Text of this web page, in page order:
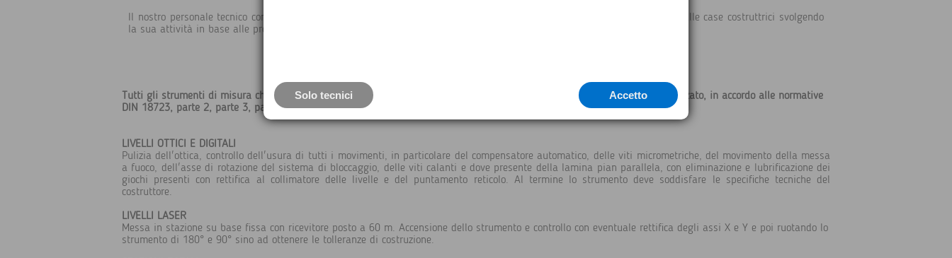
Il nostro personale tecnico commerciale viene costantemente aggiornato sui prodotti e le nuove tecnologie direttamente dalle case costruttrici svolgendo
la sua attività in base alle procedure da loro indicate.
Tutti gli strumenti di misura che ci vengono consegnati per manutenzione, vengono controllati da personale tecnico specializzato, in accordo alle normative
DIN 18723, parte 2, parte 3, parte 6.
LIVELLI OTTICI E DIGITALI
Pulizia dell'ottica, controllo dell'usura di tutti i movimenti, in particolare del compensatore automatico, delle viti micrometriche, del movimento della messa
a fuoco, dell'asse di rotazione del sistema di bloccaggio, delle viti calanti e dove presente della lamina pian parallela, con eliminazione e lubrificazione dei
giochi presenti con rettifica al collimatore delle livelle e del puntamento reticolo. Al termine lo strumento deve soddisfare le specifiche tecniche del
costruttore.
LIVELLI LASER
Messa in stazione su base fissa con ricevitore posto a 60 m. Accensione dello strumento e controllo con eventuale rettifica degli assi X e Y e poi ruotando lo
strumento di 180° e 90° sino ad ottenere le tolleranze di costruzione.
Solo tecnici Accetto